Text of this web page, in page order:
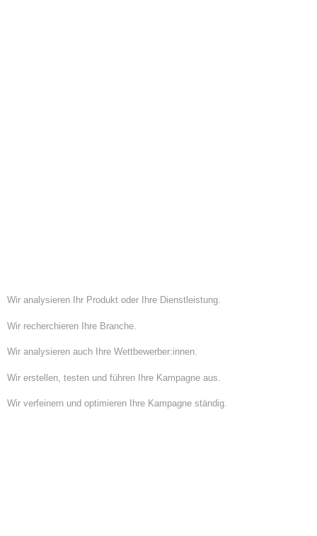
Wir analysieren Ihr Produkt oder Ihre Dienstleistung.
Wir recherchieren Ihre Branche.
Wir analysieren auch Ihre Wettbewerber:innen.
Wir erstellen, testen und führen Ihre Kampagne aus.
Wir verfeinern und optimieren Ihre Kampagne ständig.